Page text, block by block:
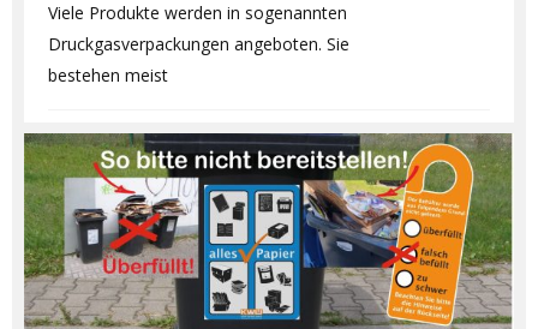
Viele Produkte werden in sogenannten
Druckgasverpackungen angeboten. Sie
bestehen meist